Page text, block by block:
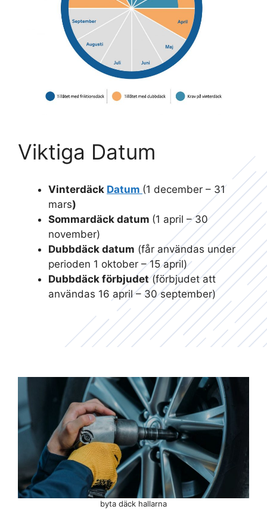
Viktiga Datum
Vinterdäck Datum (1 december – 31
mars)
Sommardäck datum (1 april – 30
november)
Dubbdäck datum (får användas under
perioden 1 oktober – 15 april)
Dubbdäck förbjudet(förbjudet att
användas 16 april – 30 september)
byta däck hallarna